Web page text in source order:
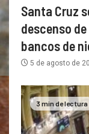
Santa Cruz
descenso
bancos de
5 de agosto de
3 min de lectura